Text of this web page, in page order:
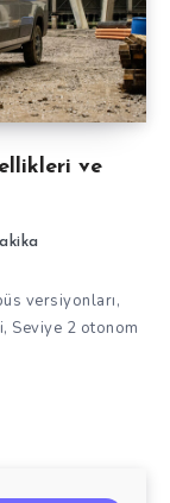
ve
versiyonları,
Seviye 2 otonom